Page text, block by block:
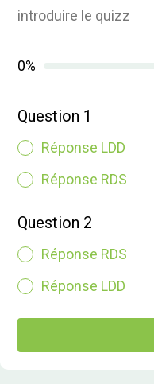
introduire le quizz
0%
Question 1
Réponse LDD
Réponse RDS
Question 2
Réponse RDS
Réponse LDD